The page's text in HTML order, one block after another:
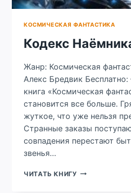
КОСМИЧЕСКАЯ ФАНТАСТИКА
Кодекс
Жанр: Космическая
Алекс Бредвик
книга «Космическая
становится все больше.
жуткое, что уже нельзя
Странные заказы
совпадения перестают
звенья…
ЧИТАТЬ КНИГУ КОДЕКС